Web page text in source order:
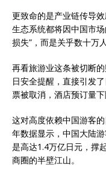
更致命的是产业链传导
生态系统都将因中国市
损失”，而是关乎数十万
再看旅游业这条被切断
日安全提醒，直接引发
票被取消，酒店预订量下
这对高度依赖中国游客
年数据显示，中国大陆
是高达1.4万亿日元，撑
商圈的半壁江山。